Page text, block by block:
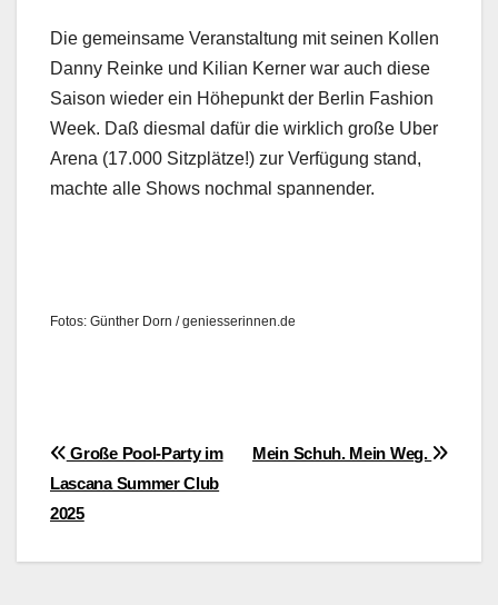
Die gemein­same Ver­anstal­tung mit seinen Kollen
Dan­ny Reinke und Kil­ian Kern­er war auch diese
Sai­son wieder ein Höhep­unkt der Berlin Fash­ion
Week. Daß dies­mal dafür die wirk­lich große Uber
Are­na (17.000 Sitz­plätze!) zur Ver­fü­gung stand,
machte alle Shows nochmal span­nen­der.
Fotos: Gün­ther Dorn / geniesserinnen.de
Beitragsnavigation
Mein Schuh. Mein Weg.
Große Pool-Party im
Lascana Summer Club
2025